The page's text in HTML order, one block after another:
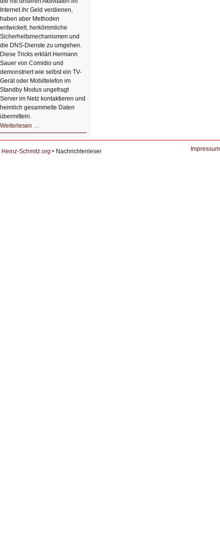
Internet ihr Geld verdienen,
haben aber Methoden
entwickelt, herkömmliche
Sicherheitsmechanismen und
die DNS-Dienste zu umgehen.
Diese Tricks erklärt Hermann
Sauer von Comidio und
demonstriert wie selbst ein TV-
Gerät oder Mobiltelefon im
Standby Modus ungefragt
Server im Netz kontaktieren und
heimlich gesammelte Daten
übermitteln.
Weiterlesen …
DNS
Heinz-Schmitz.org
Nachrichtenleser Impressum